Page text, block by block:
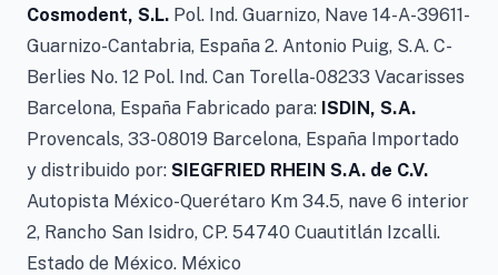
Cosmodent, S.L. Pol. Ind. Guarnizo, Nave 14-A-39611-
Guarnizo-Cantabria, España 2. Antonio Puig, S.A. C-
Berlies No. 12 Pol. Ind. Can Torella-08233 Vacarisses
Barcelona, España Fabricado para: ISDIN, S.A.
Provencals, 33-08019 Barcelona, España Importado
y distribuido por: SIEGFRIED RHEIN S.A. de C.V.
Autopista México-Querétaro Km 34.5, nave 6 interior
2, Rancho San Isidro, CP. 54740 Cuautitlán Izcalli.
Estado de México. México